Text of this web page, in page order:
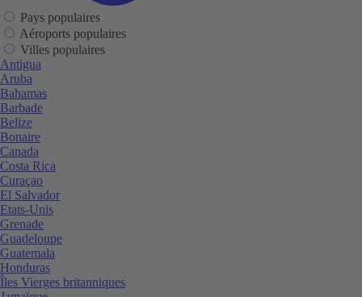
Pays populaires
Aéroports populaires
Villes populaires
Antigua
Aruba
Bahamas
Barbade
Belize
Bonaire
Canada
Costa Rica
Curaçao
El Salvador
Etats-Unis
Grenade
Guadeloupe
Guatemala
Honduras
Îles Vierges britanniques